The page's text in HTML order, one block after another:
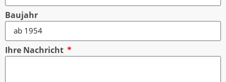
Baujahr
Ihre Nachricht